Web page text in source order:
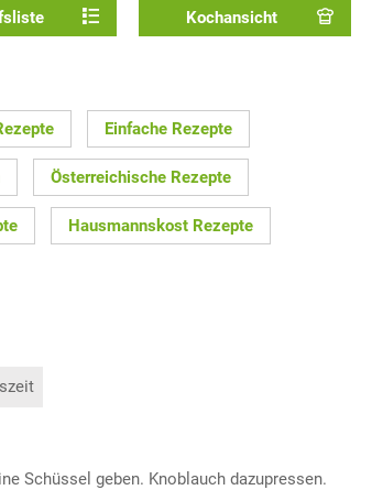
Kochansicht
Einfache Rezepte
Österreichische Rezepte
Hausmannskost Rezepte
Schüssel geben. Knoblauch dazupressen.